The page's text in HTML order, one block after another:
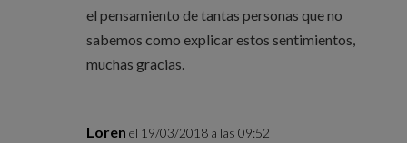
el pensamiento de tantas personas que no
sabemos como explicar estos sentimientos,
muchas gracias.
Loren el 19/03/2018 a las 09:52